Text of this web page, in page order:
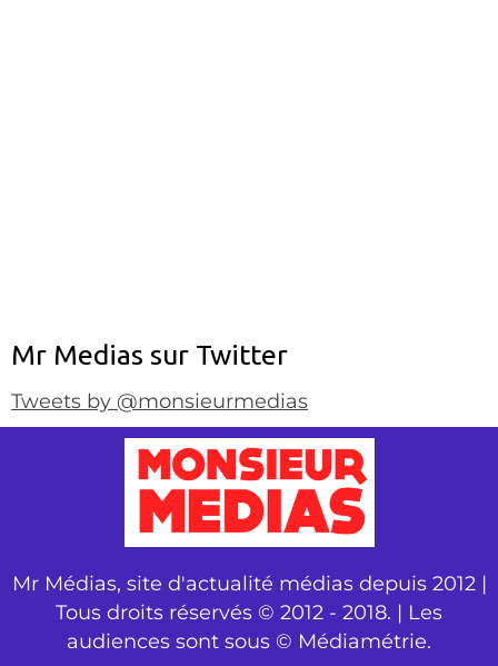
Mr Medias sur Twitter
Tweets by @monsieurmedias
Mr Médias, site d'actualité médias depuis 2012 |
Tous droits réservés © 2012 - 2018. | Les
audiences sont sous © Médiamétrie.